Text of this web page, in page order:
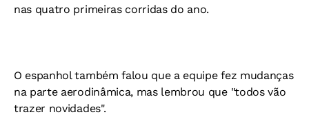
nas quatro primeiras corridas do ano.
O espanhol também falou que a equipe fez mudanças
na parte aerodinâmica, mas lembrou que "todos vão
trazer novidades".